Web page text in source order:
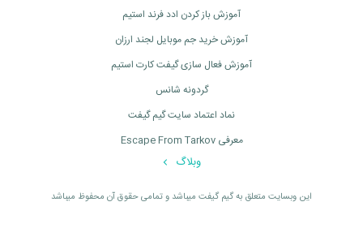
آموزش باز کردن ادد فرند استیم
آموزش خرید جم موبایل لجند ارزان
آموزش فعال سازی گیفت کارت استیم
گردونه شانس
نماد اعتماد سایت گیم گیفت
معرفی Escape From Tarkov
وبلاگ
اين وبسايت متعلق به گیم گیفت ميباشد و تمامی حقوق آن محفوظ ميباشد